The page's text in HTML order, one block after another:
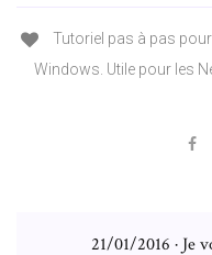
Tutoriel pas à pas
Windows. Utile pour les
21/01/2016 · Je